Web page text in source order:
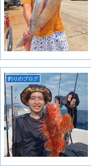
釣りのブログ